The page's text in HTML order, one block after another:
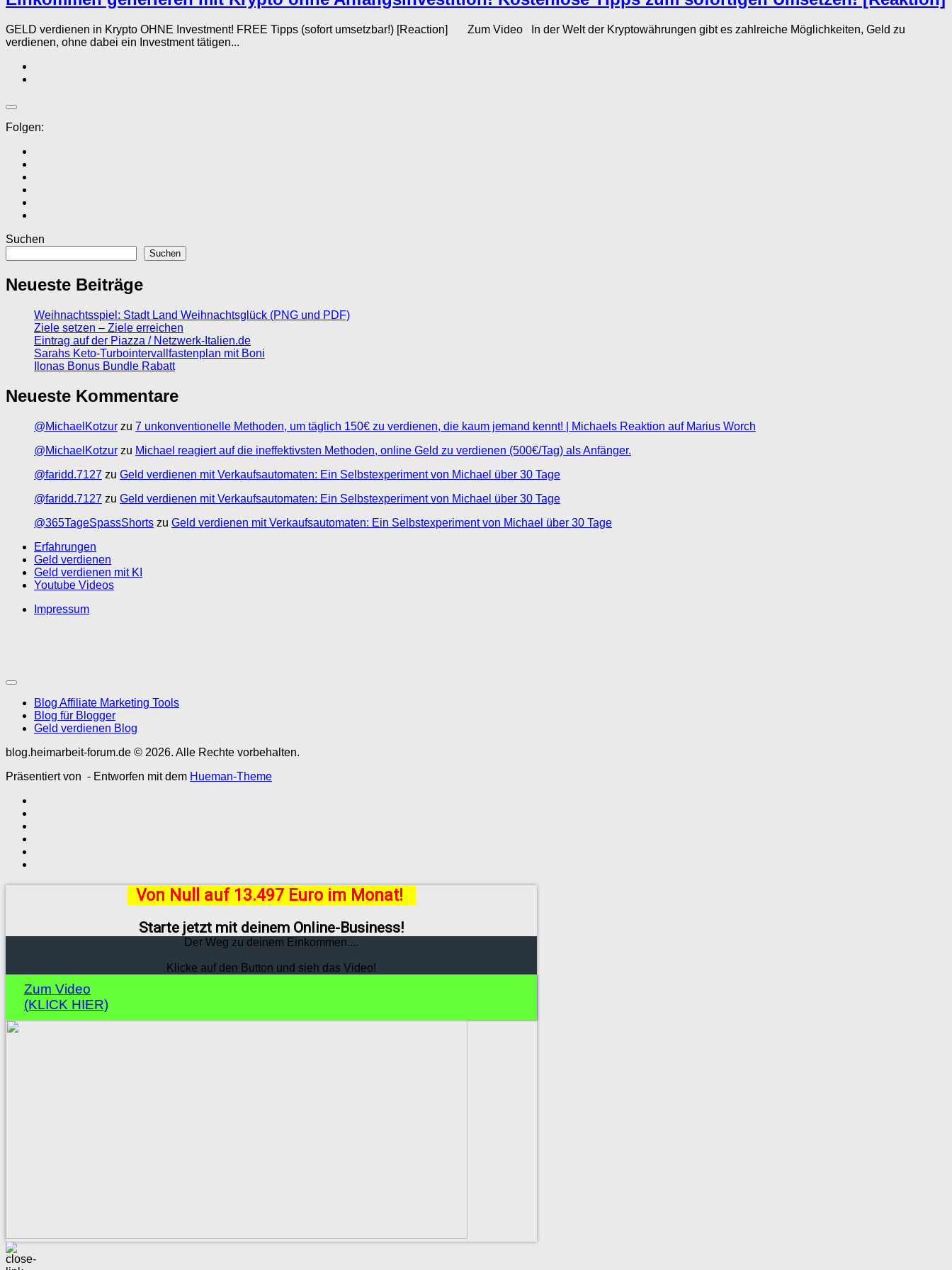
GELD verdienen in Krypto OHNE Investment! FREE Tipps (sofort umsetzbar!) [Reaction] Zum Video In der Welt der Kryptowährungen gibt es zahlreiche Möglichkeiten, Geld zu
verdienen, ohne dabei ein Investment tätigen...
Folgen:
Suchen
Suchen
Neueste Beiträge
Weihnachtsspiel: Stadt Land Weihnachtsglück (PNG und PDF)
Ziele setzen – Ziele erreichen
Eintrag auf der Piazza / Netzwerk-Italien.de
Sarahs Keto-Turbointervallfastenplan mit Boni
Ilonas Bonus Bundle Rabatt
Neueste Kommentare
@MichaelKotzur zu 7 unkonventionelle Methoden, um täglich 150€ zu verdienen, die kaum jemand kennt! | Michaels Reaktion auf Marius Worch
@MichaelKotzur zu Michael reagiert auf die ineffektivsten Methoden, online Geld zu verdienen (500€/Tag) als Anfänger.
@faridd.7127 zu Geld verdienen mit Verkaufsautomaten: Ein Selbstexperiment von Michael über 30 Tage
@faridd.7127 zu Geld verdienen mit Verkaufsautomaten: Ein Selbstexperiment von Michael über 30 Tage
@365TageSpassShorts zu Geld verdienen mit Verkaufsautomaten: Ein Selbstexperiment von Michael über 30 Tage
Erfahrungen
Geld verdienen
Geld verdienen mit KI
Youtube Videos
Impressum
Blog Affiliate Marketing Tools
Blog für Blogger
Geld verdienen Blog
blog.heimarbeit-forum.de © 2026. Alle Rechte vorbehalten.
Präsentiert von - Entworfen mit dem Hueman-Theme
Von Null auf 13.497 Euro im Monat!
Starte jetzt mit deinem Online-Business!
Der Weg zu deinem Einkommen....
Klicke auf den Button und sieh das Video!
Zum Video
(KLICK HIER)